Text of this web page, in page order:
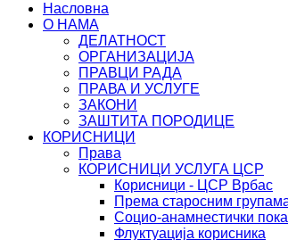
Насловна
О НАМА
ДЕЛАТНОСТ
ОРГАНИЗАЦИЈА
ПРАВЦИ РАДА
ПРАВА И УСЛУГЕ
ЗАКОНИ
ЗАШТИТА ПОРОДИЦЕ
КОРИСНИЦИ
Права
КОРИСНИЦИ УСЛУГА ЦСР
Корисници - ЦСР Врбас
Према старосним
Социо-анамнестички
Флуктуација корисника